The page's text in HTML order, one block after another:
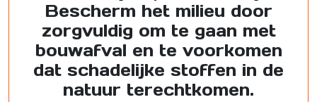
Bescherm het milieu door
zorgvuldig om te gaan met
bouwafval en te voorkomen
dat schadelijke stoffen in de
natuur terechtkomen.